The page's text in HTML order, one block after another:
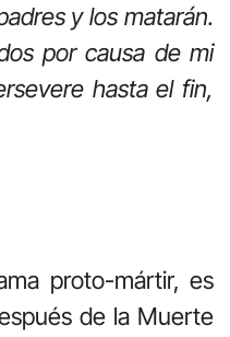
y los matarán.
por causa de mi
hasta el fin,
proto-mártir, es
de la Muerte